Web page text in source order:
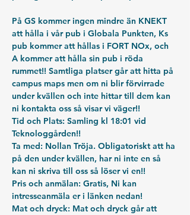
På GS kommer ingen mindre än KNEKT
att hålla i vår pub i Globala Punkten, Ks
pub kommer att hållas i FORT NOx, och
A kommer att hålla sin pub i röda
rummet!! Samtliga platser går att hitta på
campus maps men om ni blir förvirrade
under kvällen och inte hittar till dem kan
ni kontakta oss så visar vi väger!!
Tid och Plats: Samling kl 18:01 vid
Teknologgården!!
Ta med: Nollan Tröja. Obligatoriskt att ha
på den under kvällen, har ni inte en så
kan ni skriva till oss så löser vi en!!
Pris och anmälan: Gratis, Ni kan
intresseanmäla er i länken nedan!
Mat och dryck: Mat och dryck går att